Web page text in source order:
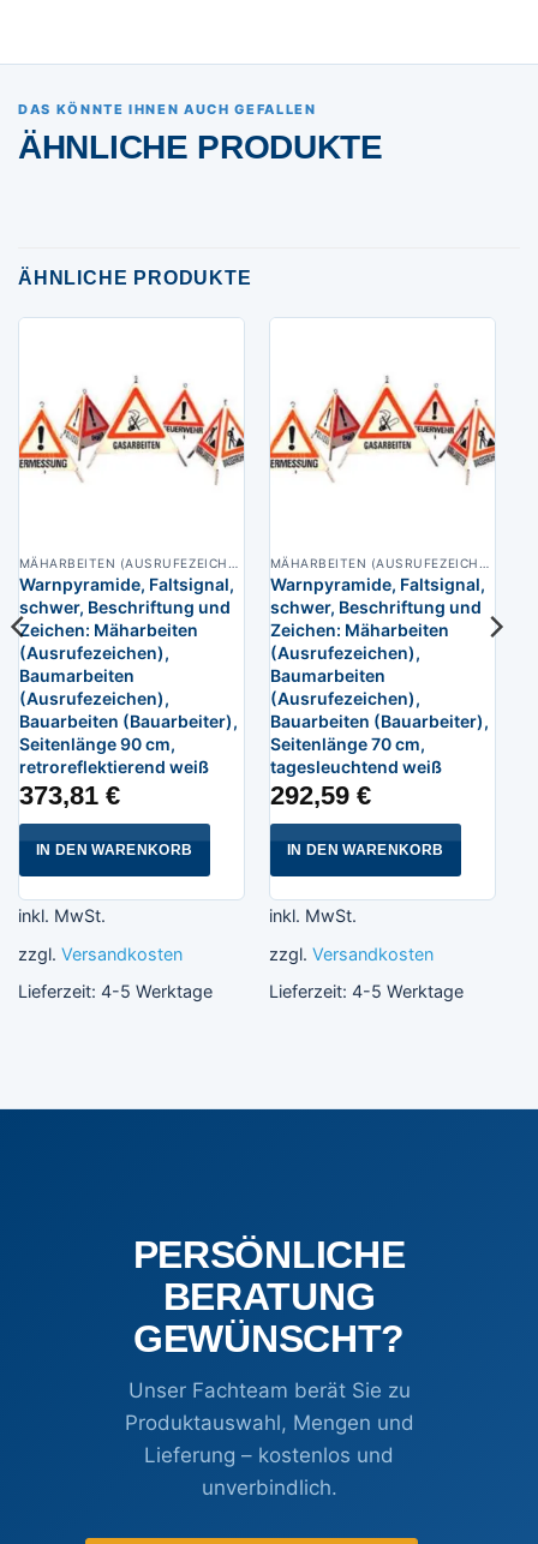
DAS KÖNNTE IHNEN AUCH GEFALLEN
ÄHNLICHE PRODUKTE
ÄHNLICHE PRODUKTE
Warnpyramide, Faltsignal,
schwer, Beschriftung und
Zeichen: Mäharbeiten
(Ausrufezeichen),
Baumarbeiten
(Ausrufezeichen),
Bauarbeiten (Bauarbeiter),
Seitenlänge 90 cm,
retroreflektierend weiß
373,81 €
IN DEN WARENKORB
inkl. MwSt.
zzgl. Versandkosten
Lieferzeit: 4-5 Werktage
Warnpyramide, Faltsignal,
schwer, Beschriftung und
Zeichen: Mäharbeiten
(Ausrufezeichen),
Baumarbeiten
(Ausrufezeichen),
Bauarbeiten (Bauarbeiter),
Seitenlänge 70 cm,
tagesleuchtend weiß
292,59 €
IN DEN WARENKORB
inkl. MwSt.
zzgl. Versandkosten
Lieferzeit: 4-5 Werktage
PERSÖNLICHE
BERATUNG
GEWÜNSCHT?
Unser Fachteam berät Sie zu
Produktauswahl, Mengen und
Lieferung – kostenlos und
unverbindlich.